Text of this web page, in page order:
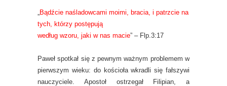
„Bądźcie naśladowcami moimi, bracia, i patrzcie na
tych, którzy postępują
według wzoru, jaki w nas macie” – Flp.3:17
Paweł spotkał się z pewnym ważnym problemem w
pierwszym wieku: do kościoła wkradli się fałszywi
nauczyciele. Apostoł ostrzegał Filipian, a